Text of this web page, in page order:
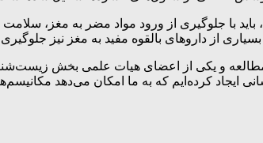
با جلوگیری از ورود مواد مضر به مغز،
بسیاری از داروهای بالقوه مفید به مغز نیز
مطالعه و یکی از اعضای هیات علمی بخش